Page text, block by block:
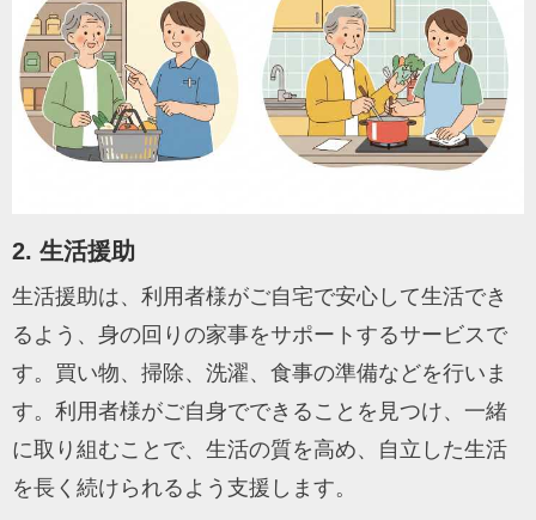
2. 生活援助
生活援助は、利用者様がご自宅で安心して生活でき
るよう、身の回りの家事をサポートするサービスで
す。買い物、掃除、洗濯、食事の準備などを行いま
す。利用者様がご自身でできることを見つけ、一緒
に取り組むことで、生活の質を高め、自立した生活
を長く続けられるよう支援します。